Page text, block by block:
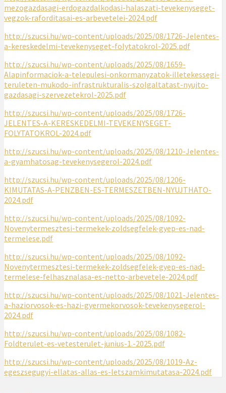
mezogazdasagi-erdogazdalkodasi-halaszati-tevekenyseget-
vegzok-raforditasai-es-arbevetelei-2024.pdf
http://szucsi.hu/wp-content/uploads/2025/08/1726-Jelentes-
a-kereskedelmi-tevekenyseget-folytatokrol-2025.pdf
http://szucsi.hu/wp-content/uploads/2025/08/1659-
Alapinformaciok-a-telepulesi-onkormanyzatok-illetekessegi-
teruleten-mukodo-infrastrukturalis-szolgaltatast-nyujto-
gazdasagi-szervezetekrol-2025.pdf
http://szucsi.hu/wp-content/uploads/2025/08/1726-
JELENTES-A-KERESKEDELMI-TEVEKENYSEGET-
FOLYTATOKROL-2024.pdf
http://szucsi.hu/wp-content/uploads/2025/08/1210-Jelentes-
a-gyamhatosag-tevekenysegerol-2024.pdf
http://szucsi.hu/wp-content/uploads/2025/08/1206-
KIMUTATAS-A-PENZBEN-ES-TERMESZETBEN-NYUJTHATO-
2024.pdf
http://szucsi.hu/wp-content/uploads/2025/08/1092-
Novenytermesztesi-termekek-zoldsegfelek-gyep-es-nad-
termelese.pdf
http://szucsi.hu/wp-content/uploads/2025/08/1092-
Novenytermesztesi-termekek-zoldsegfelek-gyep-es-nad-
termelese-felhasznalasa-es-netto-arbevetele-2024.pdf
http://szucsi.hu/wp-content/uploads/2025/08/1021-Jelentes-
a-haziorvosok-es-hazi-gyermekorvosok-tevekenysegerol-
2024.pdf
http://szucsi.hu/wp-content/uploads/2025/08/1082-
Foldterulet-es-vetesterulet-junius-1.-2025.pdf
http://szucsi.hu/wp-content/uploads/2025/08/1019-Az-
egeszsegugyi-ellatas-allas-es-letszamkimutatasa-2024.pdf